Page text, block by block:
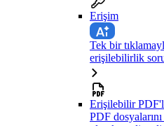
Erişim
Tek bir
erişilebilirlik
Erişilebilir
PDF